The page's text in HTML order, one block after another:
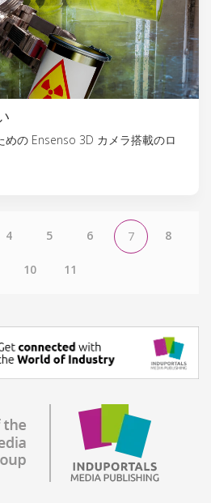
の Ensenso 3D カメラ搭載のロ
4 5 6 7 8
10 11